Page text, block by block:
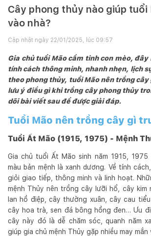
Cây phong thủy nào giúp
vào nhà?
Cập nhật ngày 22/01/2025, lúc 09:57
Gia chủ tuổi Mão cầm tinh con mèo, đây
tính cách thông minh, nhanh nhẹn, lịch
theo phong thủy, tuổi Mão nên trồng cây
lưu ý điều gì khi trồng cây phong thủy
dõi bài viết sau để được giải đáp.
Tuổi Mão nên trồng cây gì
Tuổi Ất Mão (1915, 1975) - Mệnh
Gia chủ tuổi Ất Mão sinh năm 1915, 1975
màu bản mệnh là xanh dương. Về tính
giỏi giao tiếp, thông minh và linh hoạt.
mệnh Thủy nên trồng cây lưỡi hổ, cây kim
lan hồ điệp, cây thường xuân, cây cau
cây hoa trà, sen đá bông hồng đen… Ưu
cây này đó là dễ chăm sóc, quanh năm
giúp gia chủ mệnh Thủy gặp nhiều may